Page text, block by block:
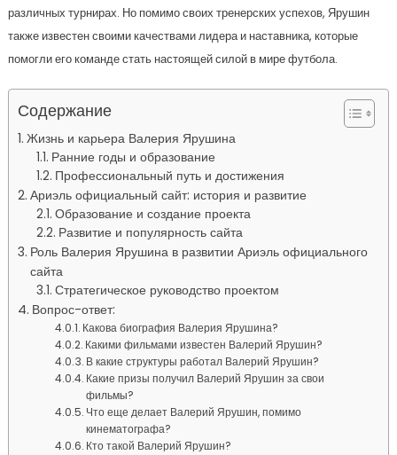
различных турнирах. Но помимо своих тренерских успехов, Ярушин
также известен своими качествами лидера и наставника, которые
помогли его команде стать настоящей силой в мире футбола.
Содержание
Жизнь и карьера Валерия Ярушина
Ранние годы и образование
Профессиональный путь и достижения
Ариэль официальный сайт: история и развитие
Образование и создание проекта
Развитие и популярность сайта
Роль Валерия Ярушина в развитии Ариэль официального
сайта
Стратегическое руководство проектом
Вопрос-ответ:
Какова биография Валерия Ярушина?
Какими фильмами известен Валерий Ярушин?
В какие структуры работал Валерий Ярушин?
Какие призы получил Валерий Ярушин за свои
фильмы?
Что еще делает Валерий Ярушин, помимо
кинематографа?
Кто такой Валерий Ярушин?